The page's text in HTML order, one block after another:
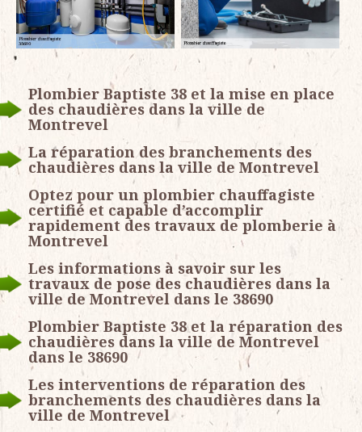
Plombier Baptiste 38 et la mise en place
des chaudières dans la ville de
Montrevel
La réparation des branchements des
chaudières dans la ville de Montrevel
Optez pour un plombier chauffagiste
certifié et capable d’accomplir
rapidement des travaux de plomberie à
Montrevel
Les informations à savoir sur les
travaux de pose des chaudières dans la
ville de Montrevel dans le 38690
Plombier Baptiste 38 et la réparation des
chaudières dans la ville de Montrevel
dans le 38690
Les interventions de réparation des
branchements des chaudières dans la
ville de Montrevel